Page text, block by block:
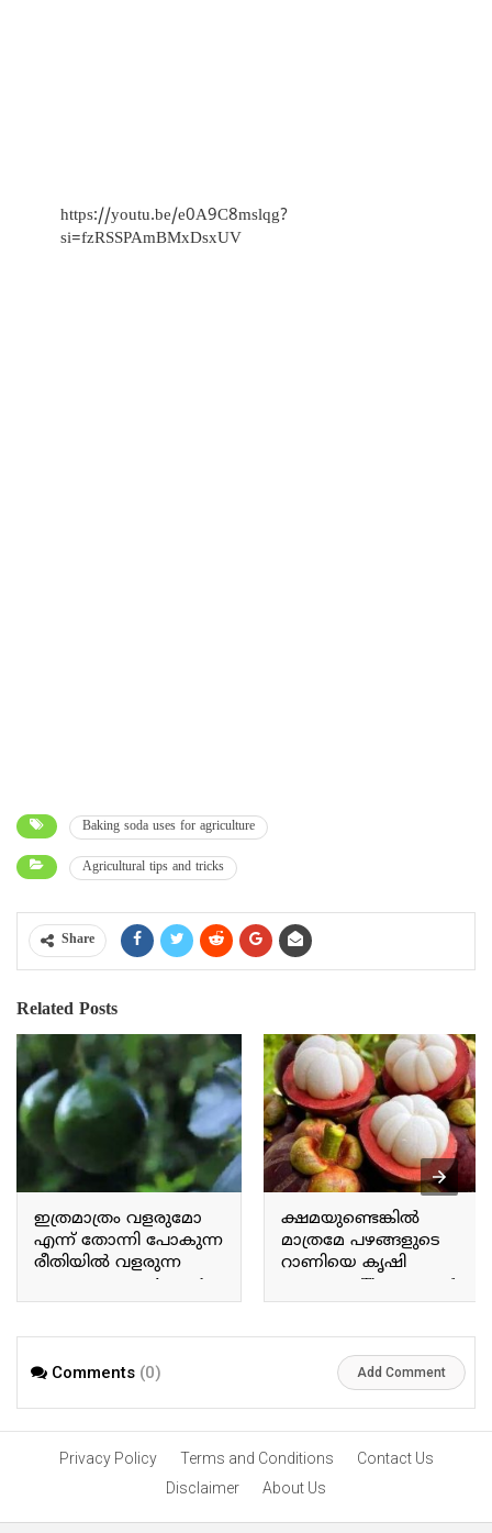
https://youtu.be/e0A9C8mslqg?
si=fzRSSPAmBMxDsxUV
Baking soda uses for agriculture
Agricultural tips and tricks
Share
Related Posts
ഇത്രമാത്രം വളരുമോ
എന്ന് തോന്നി പോകുന്ന
രീതിയിൽ വളരുന്ന
അവക്കാഡോ Avocado
grows in a way that makes
ക്ഷമയുണ്ടെങ്കിൽ
മാത്രമേ പഴങ്ങളുടെ
റാണിയെ കൃഷി
ചെയ്യാവൂ The queen of
fruits can only be
Comments (0) Add Comment
Privacy Policy Terms and Conditions
Contact Us
Disclaimer
About Us